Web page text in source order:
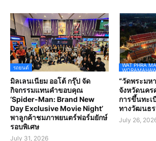
รถยนต์
มิลเลนเนียม ออโต้ กรุ๊ป จัด
กิจกรรมแทนคำขอบคุณ
‘Spider-Man: Brand New
Day Exclusive Movie Night’
พาลูกค้าชมภาพยนตร์ฟอร์มยักษ์
รอบพิเศษ
July 31, 2026
WAT PHRA
“วัดพระมห
จังหวัดนคร
การขึ้นทะเ
ทางวัฒนธร
July 26,